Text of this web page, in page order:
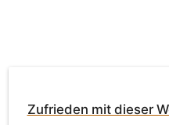
Zufrieden mit dieser